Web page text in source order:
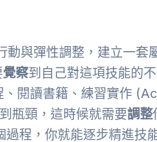
與彈性調整，建立一套
覺察到自己對這項技能的
閱讀書籍、練習實作
瓶頸，這時候就需要調整
程，你就能逐步精進技